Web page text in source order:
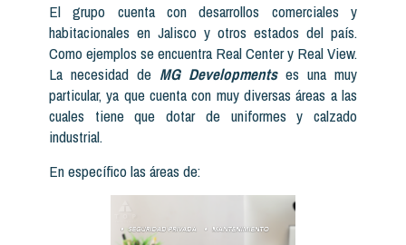
El grupo cuenta con desarrollos comerciales y
habitacionales en Jalisco y otros estados del país.
Como ejemplos se encuentra Real Center y Real View.
La necesidad de MG Developmentses una muy
particular, ya que cuenta con muy diversas áreas a las
cuales tiene que dotar de uniformes y calzado
industrial.
En específico las áreas de: